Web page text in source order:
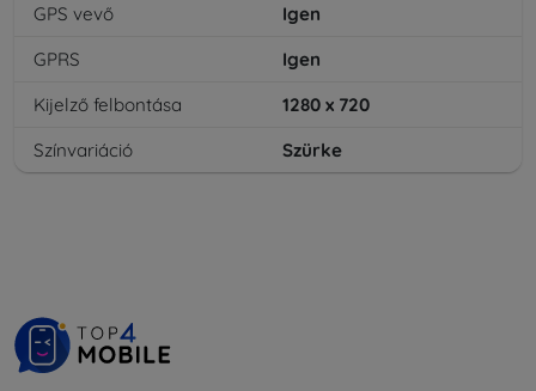
GPS vevő
Igen
GPRS
Igen
Kijelző felbontása
1280 x 720
Színvariáció
Szürke